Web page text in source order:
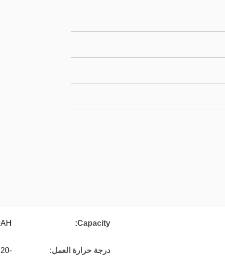
Capacity:
درجة حرارة العمل: -20 درجة مئوية إلى 50 درجة مئوية